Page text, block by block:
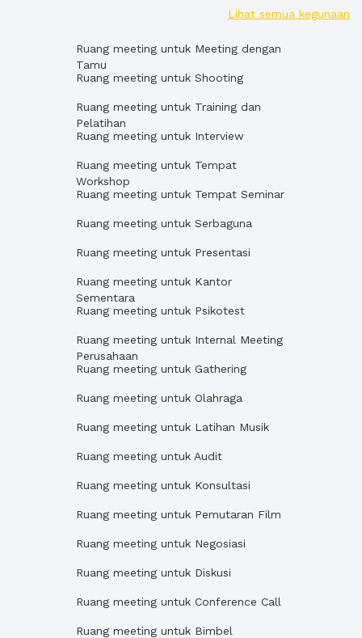
Lihat semua kegunaan
Ruang meeting untuk Meeting dengan
Tamu
Ruang meeting untuk Shooting
Ruang meeting untuk Training dan
Pelatihan
Ruang meeting untuk Interview
Ruang meeting untuk Tempat
Workshop
Ruang meeting untuk Tempat Seminar
Ruang meeting untuk Serbaguna
Ruang meeting untuk Presentasi
Ruang meeting untuk Kantor
Sementara
Ruang meeting untuk Psikotest
Ruang meeting untuk Internal Meeting
Perusahaan
Ruang meeting untuk Gathering
Ruang meeting untuk Olahraga
Ruang meeting untuk Latihan Musik
Ruang meeting untuk Audit
Ruang meeting untuk Konsultasi
Ruang meeting untuk Pemutaran Film
Ruang meeting untuk Negosiasi
Ruang meeting untuk Diskusi
Ruang meeting untuk Conference Call
Ruang meeting untuk Bimbel